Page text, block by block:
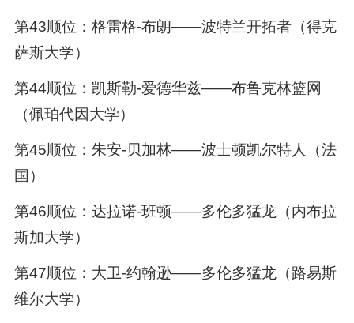
第43顺位：格雷格-布朗——波特兰开拓者（得克
萨斯大学）
第44顺位：凯斯勒-爱德华兹——布鲁克林篮网
（佩珀代因大学）
第45顺位：朱安-贝加林——波士顿凯尔特人（法
国）
第46顺位：达拉诺-班顿——多伦多猛龙（内布拉
斯加大学）
第47顺位：大卫-约翰逊——多伦多猛龙（路易斯
维尔大学）